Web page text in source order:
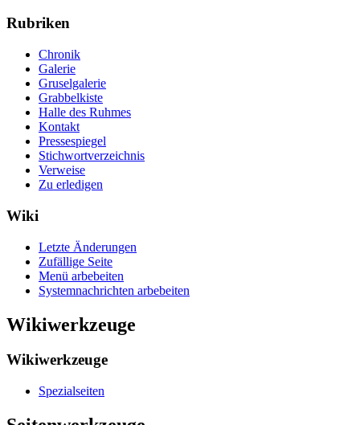
Rubriken
Chronik
Galerie
Gruselgalerie
Grabbelkiste
Halle des Ruhmes
Kontakt
Pressespiegel
Stichwortverzeichnis
Verweise
Zu erledigen
Wiki
Letzte Änderungen
Zufällige Seite
Menü arbebeiten
Systemnachrichten arbebeiten
Wikiwerkzeuge
Wikiwerkzeuge
Spezialseiten